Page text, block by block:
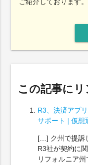
ご紹介しております
この記事に
R3、決済アプ
サポート | 仮想
[…] ク州で提訴
R3社が契約に
リフォルニア